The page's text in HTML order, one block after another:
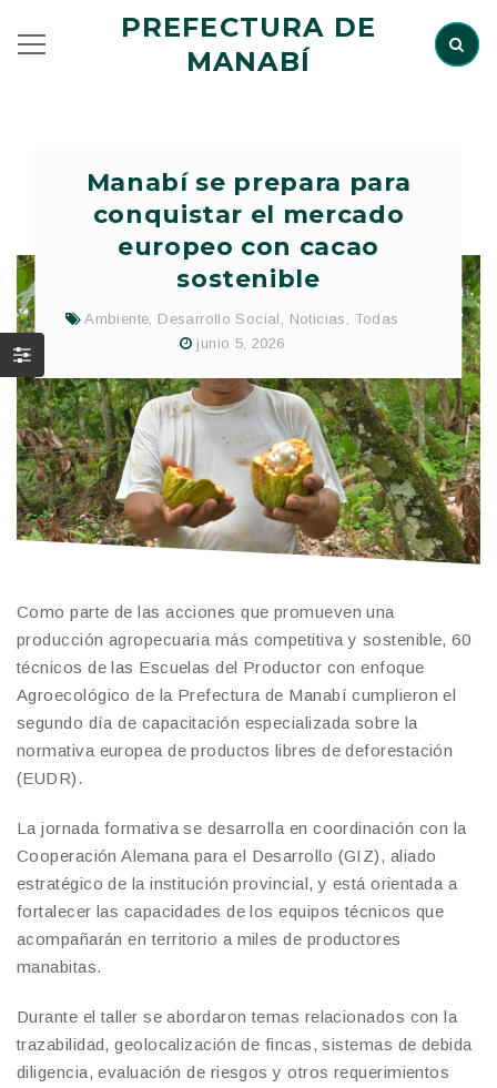
PREFECTURA DE
MANABÍ
Manabí se prepara para
conquistar el mercado
europeo con cacao
sostenible
Ambiente Desarrollo Social Noticias
Todas
junio 5, 2026
Como parte de las acciones que promueven una
producción agropecuaria más competitiva y sostenible, 60
técnicos de las Escuelas del Productor con enfoque
Agroecológico de la Prefectura de Manabí cumplieron el
segundo día de capacitación especializada sobre la
normativa europea de productos libres de deforestación
(EUDR).
La jornada formativa se desarrolla en coordinación con la
Cooperación Alemana para el Desarrollo (GIZ), aliado
estratégico de la institución provincial, y está orientada a
fortalecer las capacidades de los equipos técnicos que
acompañarán en territorio a miles de productores
manabitas.
Durante el taller se abordaron temas relacionados con la
trazabilidad, geolocalización de fincas, sistemas de debida
diligencia, evaluación de riesgos y otros requerimientos